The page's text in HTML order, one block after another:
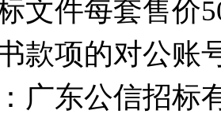
文件每套售价
款项的对公账
广东公信招标